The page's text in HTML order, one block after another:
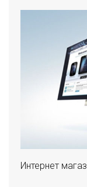
Интернет